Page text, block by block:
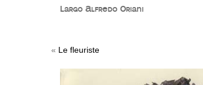
Largo Alfredo Oriani
« Le fleuriste